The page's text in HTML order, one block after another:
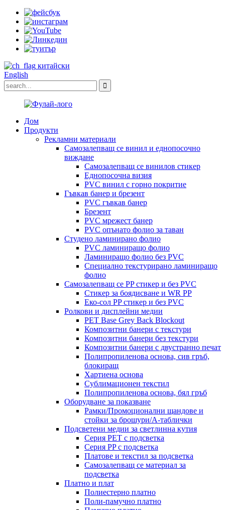
китайски
English
Дом
Продукти
Рекламни материали
Самозалепващ се винил и еднопосочно
виждане
Самозалепващ се винилов стикер
Еднопосочна визия
PVC винил с горно покритие
Гъвкав банер и брезент
PVC гъвкав банер
Брезент
PVC мрежест банер
PVC опънато фолио за таван
Студено ламинирано фолио
PVC ламиниращо фолио
Ламиниращо фолио без PVC
Специално текстурирано ламиниращо
фолио
Самозалепващ се PP стикер и без PVC
Стикер за боядисване и WR PP
Еко-сол PP стикер и без PVC
Ролкови и дисплейни медии
PET Base Grey Back Blockout
Композитни банери с текстури
Композитни банери без текстури
Композитни банери с двустранно печат
Полипропиленова основа, сив гръб,
блокиращ
Хартиена основа
Сублимационен текстил
Полипропиленова основа, бял гръб
Оборудване за показване
Рамки/Промоционални щандове и
стойки за брошури/А-таблички
Подсветени медии за светлинна кутия
Серия PET с подсветка
Серия PP с подсветка
Платове и текстил за подсветка
Самозалепващ се материал за
подсветка
Платно и плат
Полиестерно платно
Поли-памучно платно